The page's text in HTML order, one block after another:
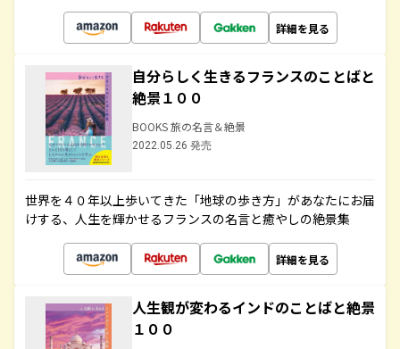
詳細を見る
自分らしく生きるフランスのことばと
絶景１００
BOOKS 旅の名言＆絶景
2022.05.26 発売
世界を４０年以上歩いてきた「地球の歩き方」があなたにお届
けする、人生を輝かせるフランスの名言と癒やしの絶景集
詳細を見る
人生観が変わるインドのことばと絶景
１００